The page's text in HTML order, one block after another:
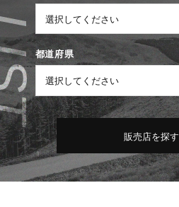
都道府県
販売店を探す